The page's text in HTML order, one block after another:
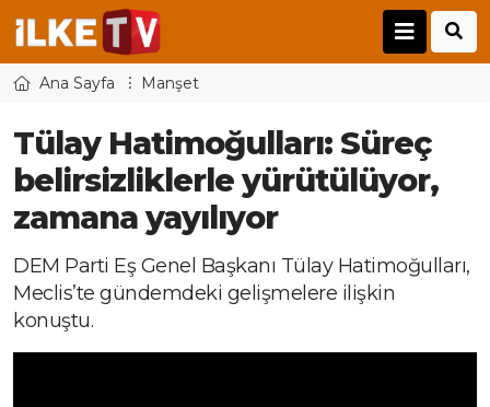
Ana Sayfa Manşet
Tülay Hatimoğulları: Süreç
belirsizliklerle yürütülüyor,
zamana yayılıyor
DEM Parti Eş Genel Başkanı Tülay Hatimoğulları,
Meclis’te gündemdeki gelişmelere ilişkin
konuştu.